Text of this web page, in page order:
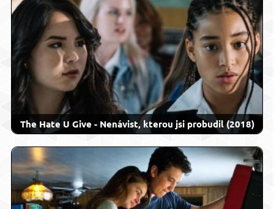
The Hate U Give - Nenávist, kterou jsi probudil (2018)